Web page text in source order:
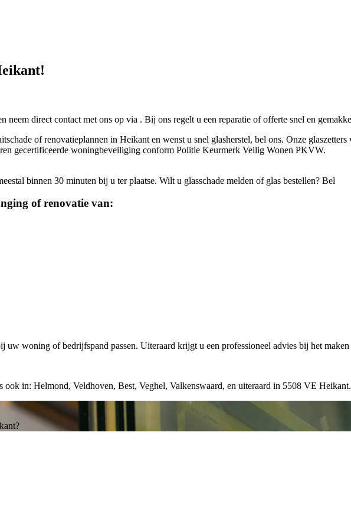
neem direct contact met ons op via . Bij ons regelt u een reparatie of offerte snel en
of renovatieplannen in Heikant en wenst u snel glasherstel, bel ons. Onze
gecertificeerde woningbeveiliging conform Politie Keurmerk Veilig Wonen PKVW.
binnen 30 minuten bij u ter plaatse. Wilt u glasschade melden of glas bestellen? Bel
of renovatie van:
uw woning of bedrijfspand passen. Uiteraard krijgt u een professioneel advies bij het
ook in: Helmond, Veldhoven, Best, Veghel, Valkenswaard, en uiteraard in 5508 VE Heikant.